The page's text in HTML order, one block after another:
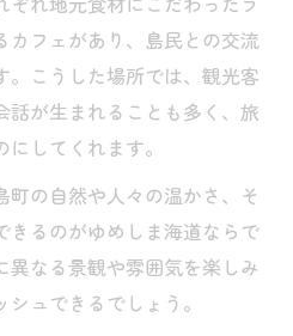
カフェがあり、島民との交流
。こうした場所では、観光客
話が生まれることも多く、旅
してくれます。
町の自然や人々の温かさ、そ
きるのがゆめしま海道ならで
異なる景観や雰囲気を楽しみ
ュできるでしょう。